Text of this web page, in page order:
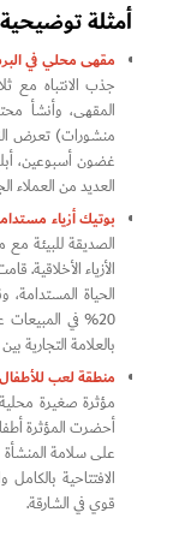
أمثلة
مقهى محلي في
جذب الانتباه مع
المقهى، وأنشأ
منشورات) تعرض
العديد من العملاء
بوتيك أزياء
الصديقة للبيئة
الأزياء
الحياة
20% في المبيعات
بالعلامة التجارية
منطقة لعب
مؤثرة صغيرة
أحضرت المؤثرة
على سلامة
الافتتاحية
قوي في الشارقة.